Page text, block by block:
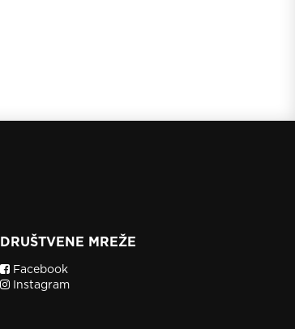
DRUŠTVENE MREŽE
Facebook
Instagram